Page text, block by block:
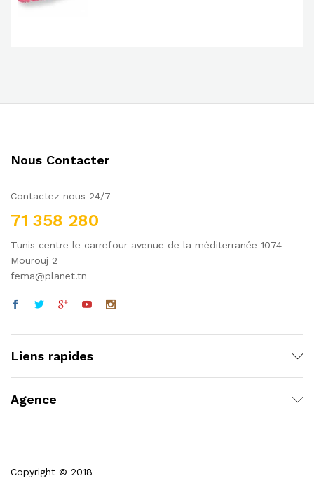
Nous Contacter
Contactez nous 24/7
71 358 280
Tunis centre le carrefour avenue de la méditerranée 1074
Mourouj 2
fema@planet.tn
Liens rapides
Agence
Copyright © 2018